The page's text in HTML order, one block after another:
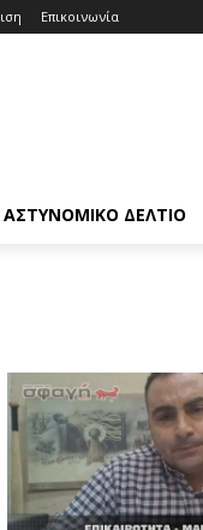
Επικοινωνία
ΑΣΤΥΝΟΜΙΚΟ ΔΕΛΤΙΟ